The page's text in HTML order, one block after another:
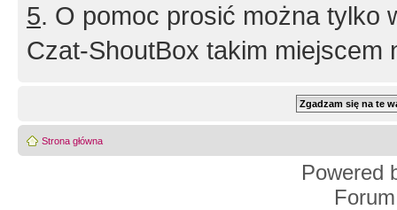
5. O pomoc prosić można tylko
Czat-ShoutBox takim miejscem
Strona główna
Powered